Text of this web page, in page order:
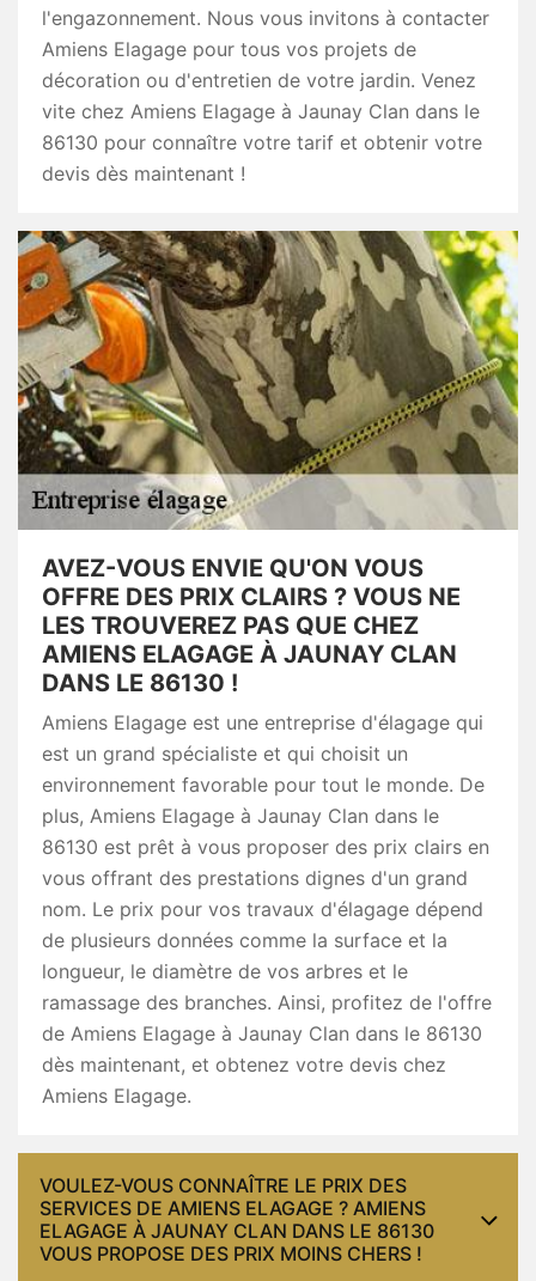
l'engazonnement. Nous vous invitons à contacter
Amiens Elagage pour tous vos projets de
décoration ou d'entretien de votre jardin. Venez
vite chez Amiens Elagage à Jaunay Clan dans le
86130 pour connaître votre tarif et obtenir votre
devis dès maintenant !
AVEZ-VOUS ENVIE QU'ON VOUS
OFFRE DES PRIX CLAIRS ? VOUS NE
LES TROUVEREZ PAS QUE CHEZ
AMIENS ELAGAGE À JAUNAY CLAN
DANS LE 86130 !
Amiens Elagage est une entreprise d'élagage qui
est un grand spécialiste et qui choisit un
environnement favorable pour tout le monde. De
plus, Amiens Elagage à Jaunay Clan dans le
86130 est prêt à vous proposer des prix clairs en
vous offrant des prestations dignes d'un grand
nom. Le prix pour vos travaux d'élagage dépend
de plusieurs données comme la surface et la
longueur, le diamètre de vos arbres et le
ramassage des branches. Ainsi, profitez de l'offre
de Amiens Elagage à Jaunay Clan dans le 86130
dès maintenant, et obtenez votre devis chez
Amiens Elagage.
VOULEZ-VOUS CONNAÎTRE LE PRIX DES
SERVICES DE AMIENS ELAGAGE ? AMIENS
ELAGAGE À JAUNAY CLAN DANS LE 86130
VOUS PROPOSE DES PRIX MOINS CHERS !